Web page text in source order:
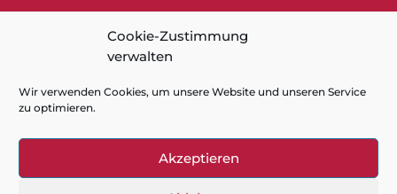
Cookie-Zustimmung
verwalten
Wir verwenden Cookies, um unsere Website und unseren Service
zu optimieren.
Akzeptieren
Datenschutz
Cookie-Richtlinie (EU)